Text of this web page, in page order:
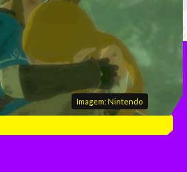
Imagem: Nintendo